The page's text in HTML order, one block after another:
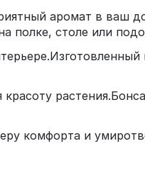
аромат в
полке, столе или
комфорта и